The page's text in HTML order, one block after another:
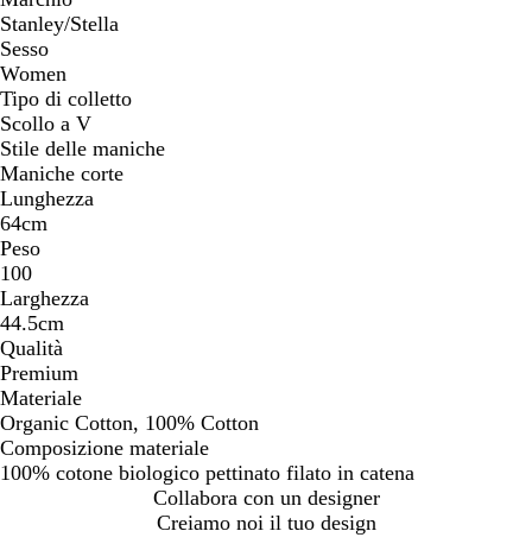
Stanley/Stella
Sesso
Women
Tipo di colletto
Scollo a V
Stile delle maniche
Maniche corte
Lunghezza
64cm
Peso
100
Larghezza
44.5cm
Qualità
Premium
Materiale
Organic Cotton, 100% Cotton
Composizione materiale
100% cotone biologico pettinato filato in catena
Collabora con un designer
Creiamo noi il tuo design